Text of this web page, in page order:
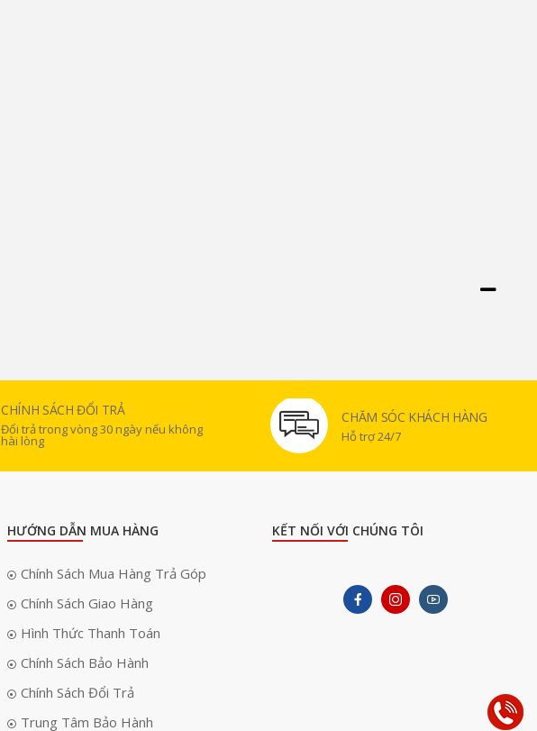
CHÍNH SÁCH ĐỔI TRẢ
Đổi trả trong vòng 30 ngày nếu không
hài lòng
CHĂM SÓC KHÁCH HÀNG
Hỗ trợ 24/7
HƯỚNG DẪN MUA HÀNG
Chính Sách Mua Hàng Trả Góp
Chính Sách Giao Hàng
Hình Thức Thanh Toán
Chính Sách Bảo Hành
Chính Sách Đổi Trả
Trung Tâm Bảo Hành
KẾT NỐI VỚI CHÚNG TÔI